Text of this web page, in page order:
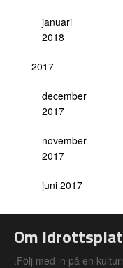
januari
2018
2017
december
2017
november
2017
juni 2017
Om
.Följ med in på en